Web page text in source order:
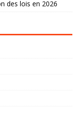
des lois en 2026